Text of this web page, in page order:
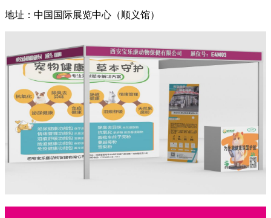
地址：中国国际展览中心（顺义馆）